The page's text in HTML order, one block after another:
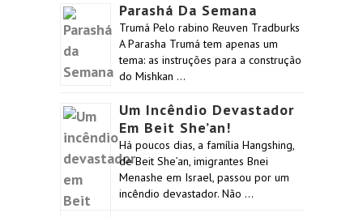
Parashá Da Semana
Trumá Pelo rabino Reuven Tradburks
A Parasha Trumá tem apenas um
tema: as instruções para a construção
do Mishkan …
Um Incêndio Devastador
Em Beit She’an!
Há poucos dias, a família Hangshing,
de Beit She’an, imigrantes Bnei
Menashe em Israel, passou por um
incêndio devastador. Não …